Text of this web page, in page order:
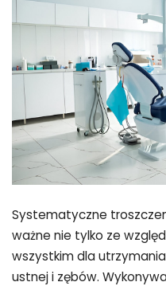
Systematyczne
ważne nie tylko ze
wszystkim dla
ustnej i zębów.